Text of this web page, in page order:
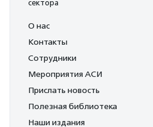
сектора
О нас
Контакты
Сотрудники
Мероприятия АСИ
Прислать новость
Полезная библиотека
Наши издания